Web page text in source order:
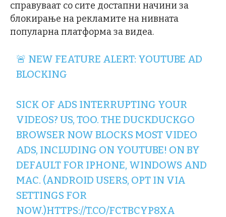
справуваат со сите достапни начини за
блокирање на рекламите на нивната
популарна платформа за видеа.
🚨 NEW FEATURE ALERT: YOUTUBE AD
BLOCKING
SICK OF ADS INTERRUPTING YOUR
VIDEOS? US, TOO. THE DUCKDUCKGO
BROWSER NOW BLOCKS MOST VIDEO
ADS, INCLUDING ON YOUTUBE! ON BY
DEFAULT FOR IPHONE, WINDOWS AND
MAC. (ANDROID USERS, OPT IN VIA
SETTINGS FOR
NOW.)HTTPS://T.CO/FCTBCYP8XA